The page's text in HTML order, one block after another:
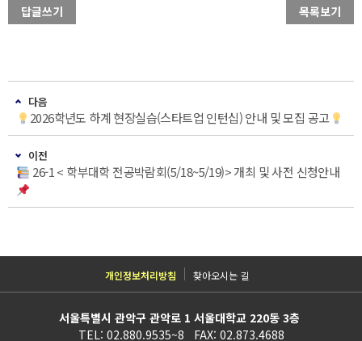
답글쓰기 목록보기
다음
2026학년도 하계 현장실습(스타트업 인턴십) 안내 및 모집 공고
이전
26-1 < 학부대학 전공박람회(5/18~5/19)> 개최 및 사전 신청안내
개인정보처리방침 찾아오시는 길
서울특별시 관악구 관악로 1 서울대학교 220동 3층
TEL: 02.880.9535~8 FAX: 02.873.4688